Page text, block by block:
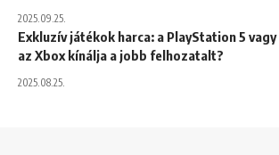
2025.09.25.
Exkluzív játékok harca: a PlayStation 5 vagy
az Xbox kínálja a jobb felhozatalt?
2025.08.25.